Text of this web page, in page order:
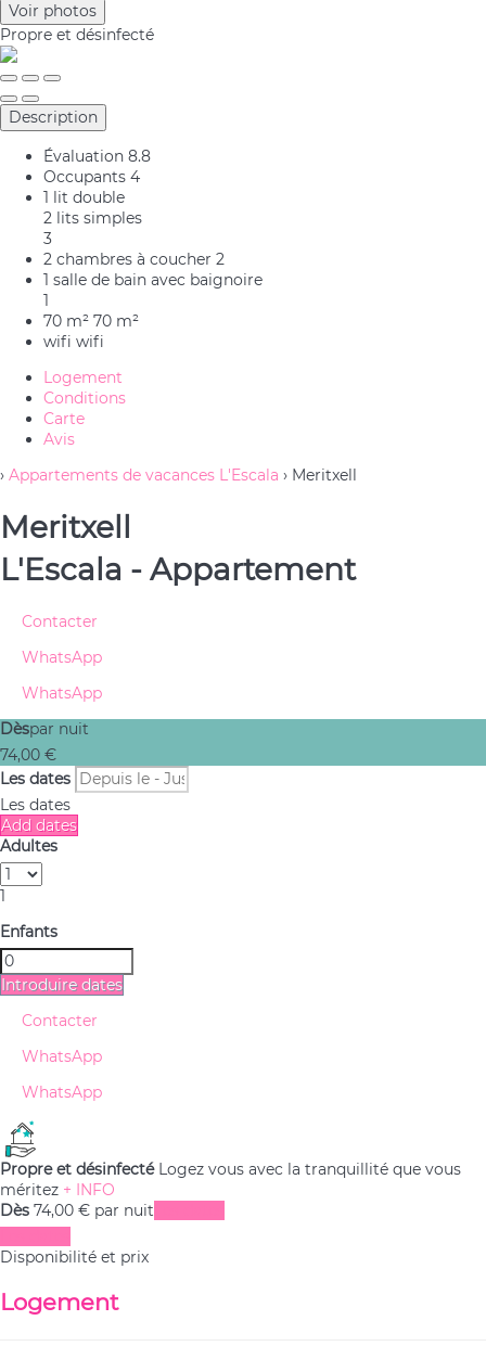
Voir photos
Propre et désinfecté
Description
Évaluation 8.8
Occupants 4
1 lit double
2 lits simples
3
2 chambres à coucher 2
1 salle de bain avec baignoire
1
70 m² 70 m²
wifi wifi
Logement
Conditions
Carte
Avis
› Appartements de vacances L'Escala › Meritxell
Meritxell
L'Escala - Appartement
Contacter
WhatsApp
WhatsApp
Dèspar nuit
74,00 €
Les dates
Les dates
Add dates
Adultes
1
Enfants
Introduire dates
Contacter
WhatsApp
WhatsApp
Propre et désinfecté Logez vous avec la tranquillité que vous
méritez + INFO
Dès 74,00 € par nuit
Disponibilité et prix
Logement